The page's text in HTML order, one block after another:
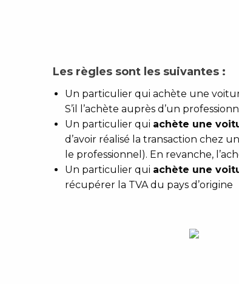
Les règles sont les suivantes :
Un particulier qui achète une
S’il l’achète auprès d’un
Un particulier qui achète une
d’avoir réalisé la transaction chez
le professionnel). En revanche,
Un particulier qui achète une
récupérer la TVA du pays d’origine